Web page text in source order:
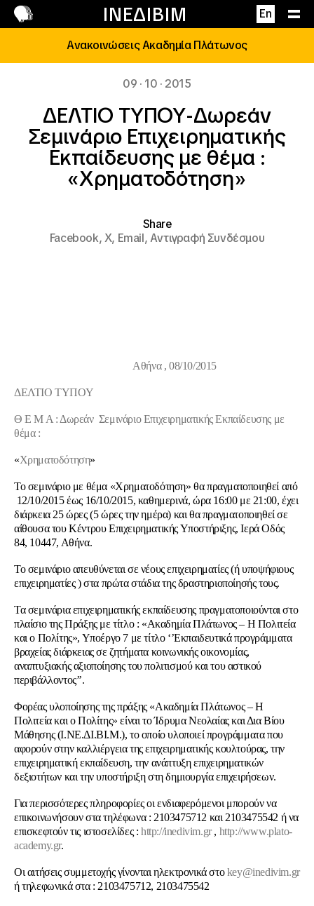
ΙΝΕΔΙΒΙΜ En
Επικοινωνία
Ανακοινώσεις Ακαδημία Πλάτωνος
09 · 10 · 2015
ΔΕΛΤΙΟ ΤΥΠΟΥ-Δωρεάν
Σεμινάριο Επιχειρηματικής
Εκπαίδευσης με θέμα :
«Χρηματοδότηση»
Share
Facebook,X, Email,Αντιγραφή Συνδέσμου
Αθήνα ,08/10/2015
ΔΕΛΤΙΟ ΤΥΠΟΥ
Θ Ε Μ Α : Δωρεάν Σεμινάριο Επιχειρηματικής Εκπαίδευσης με
θέμα :
«Χρηματοδότηση»
Το σεμινάριο με θέμα «Χρηματοδότηση» θα πραγματοποιηθεί από
12/10/2015 έως 16/10/2015, καθημερινά, ώρα 16:00 με 21:00, έχει
διάρκεια 25 ώρες (5 ώρες την ημέρα) και θα πραγματοποιηθεί σε
αίθουσα του Κέντρου Επιχειρηματικής Υποστήριξης, Ιερά Οδός
84, 10447, Αθήνα.
Το σεμινάριο απευθύνεται σε νέους επιχειρηματίες (ή υποψήφιους
επιχειρηματίες ) στα πρώτα στάδια της δραστηριοποίησής τους.
Τα σεμινάρια επιχειρηματικής εκπαίδευσης πραγματοποιούνται στο
πλαίσιο της Πράξης με τίτλο : «Ακαδημία Πλάτωνος – Η Πολιτεία
και ο Πολίτης», Υποέργο 7 με τίτλο ‘’Εκπαιδευτικά προγράμματα
βραχείας διάρκειας σε ζητήματα κοινωνικής οικονομίας,
αναπτυξιακής αξιοποίησης του πολιτισμού και του αστικού
περιβάλλοντος’’.
Φορέας υλοποίησης της πράξης «Ακαδημία Πλάτωνος – Η
Πολιτεία και ο Πολίτης» είναι το Ίδρυμα Νεολαίας και Δια Βίου
Μάθησης (Ι.ΝΕ.ΔΙ.ΒΙ.Μ.), το οποίο υλοποιεί προγράμματα που
αφορούν στην καλλιέργεια της επιχειρηματικής κουλτούρας, την
επιχειρηματική εκπαίδευση, την ανάπτυξη επιχειρηματικών
δεξιοτήτων και την υποστήριξη στη δημιουργία επιχειρήσεων.
Για περισσότερες πληροφορίες οι ενδιαφερόμενοι μπορούν να
επικοινωνήσουν στα τηλέφωνα : 2103475712 και 2103475542 ή να
επισκεφτούν τις ιστοσελίδες :http://inedivim.gr, http://www.plato-
academy.gr.
Οι αιτήσεις συμμετοχής γίνονται ηλεκτρονικά στοkey@inedivim.gr
ή τηλεφωνικά στα : 2103475712, 2103475542